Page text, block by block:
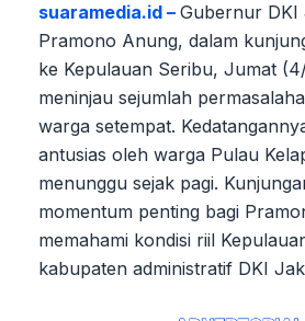
suaramedia.id – Gubernur DKI
Pramono Anung, dalam
ke Kepulauan Seribu, Jumat
meninjau sejumlah
warga setempat.
antusias oleh warga Pulau
menunggu sejak pagi.
momentum penting bagi
memahami kondisi riil
kabupaten administratif DKI